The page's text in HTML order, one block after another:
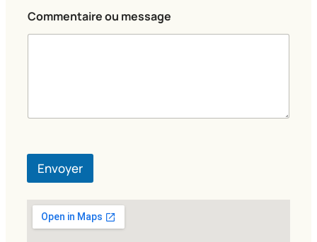
-
m
Commentaire ou message
Envoyer